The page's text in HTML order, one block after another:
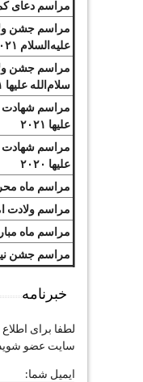
مراسم دعای
مراسم جشن
علیه‌السلام ۲۰۲۱
مراسم جشن
سلام‌الله علیها ۲۰۲۱
مراسم شهادت
علیها ۲۰۲۱
مراسم شهادت
علیها ۲۰۲۰
مراسم ماه محرم
مراسم ولادت
مراسم ماه
مراسم جشن نیمه
خبرنامه
لطفا برای
سایت عضو
ایمیل شما: